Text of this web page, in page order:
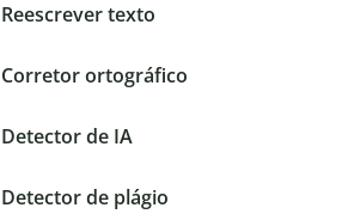
Reescrever texto
Corretor ortográfico
Detector de IA
Detector de plágio